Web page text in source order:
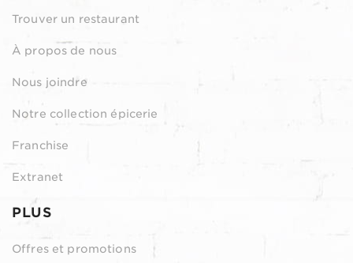
Trouver un restaurant
À propos de nous
Nous joindre
Notre collection épicerie
Franchise
Extranet
PLUS
Offres et promotions